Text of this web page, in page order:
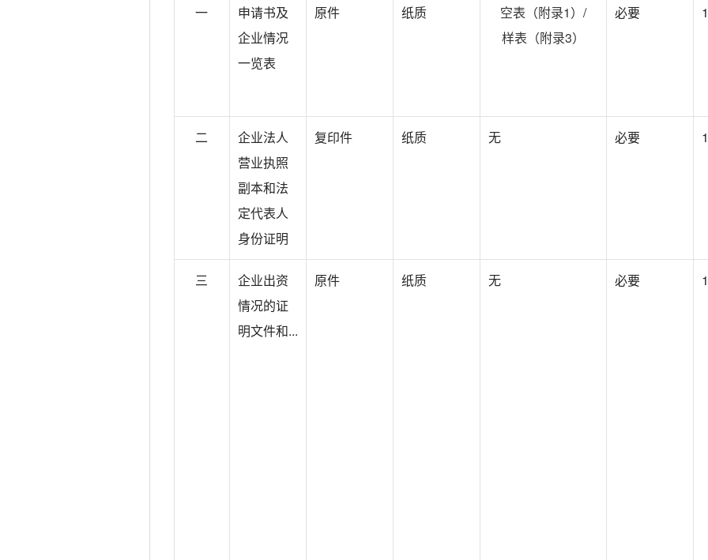
8.申请前三年在受援国有进出口业绩；
9.具有良好的经营诚信表现：
（1）通过海关一般信用企业认定；
（3）未列入“失信联合惩戒对象名单”。
（三）援外成套项目管理企业
1.系依照中国法律在中国境内设立的法人；
2.所有出资人均为中国投资者；
3.前三个会计年度未出现亏损；
4.前三年未受过刑事处罚、未因进行非法经营活动或违反有关援外管理规章受过行政处罚；
6.具备国务院建设主管部门颁发的可从事项目管理服务的工程设计甲级资质；
7.具备国务院建设主管部门颁发的工程监理甲级资质，或与具备工程监理甲级资质法人单位签订
8.具备在境外开展相关业务的业绩；
一
申请书及
企业情况
一览表
原件 纸质 空表（附录1） /
样表（附录3）
必要 1
二
企业法人
营业执照
副本和法
定代表人
身份证明
复印件 纸质 无 必要 1
三
企业出资
情况的证
明文件和...
原件 纸质 无 必要 1